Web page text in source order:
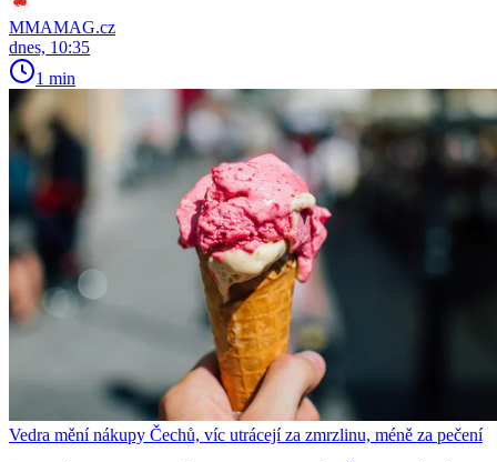
MMAMAG.cz
dnes, 10:35
1 min
Vedra mění nákupy Čechů, víc utrácejí za zmrzlinu, méně za pečení